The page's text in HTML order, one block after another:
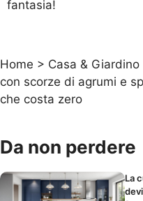
fantasia!
Home > Casa & Giardino
con scorze di agrumi e
che costa zero
Da non perdere
La